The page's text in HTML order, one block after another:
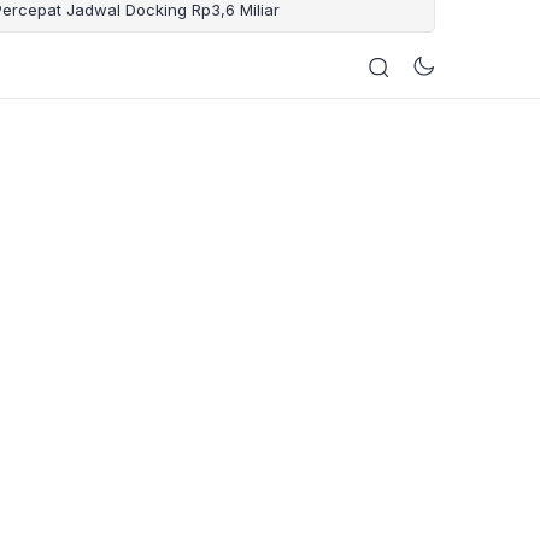
Jadwal Docking Rp3,6 Miliar
Dikamar
Umur